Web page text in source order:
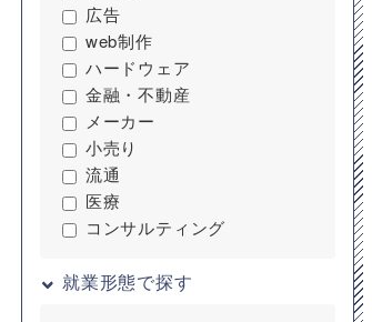
広告
web制作
ハードウェア
金融・不動産
メーカー
小売り
流通
医療
コンサルティング
就業形態で探す